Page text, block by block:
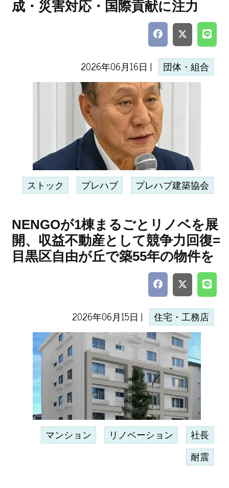
成・災害対応・国際貢献に注力
2026年06月16日 | 団体・組合
ストック プレハブ プレハブ建築協会
NENGOが1棟まるごとリノベを展
開、収益不動産として競争力回復=
目黒区自由が丘で築55年の物件を
2026年06月15日 | 住宅・工務店
マンション リノベーション 社長
耐震